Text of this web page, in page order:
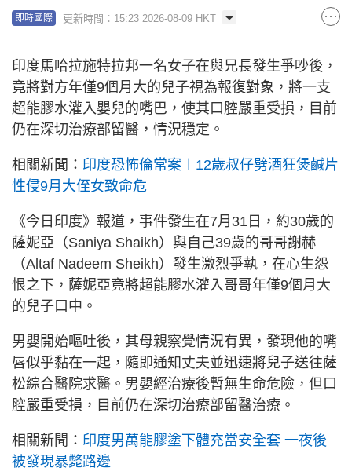
即時國際 更新時間：15:23 2026-08-09 HKT
印度馬哈拉施特拉邦一名女子在與兄長發生爭吵後，
竟將對方年僅9個月大的兒子視為報復對象，將一支
超能膠水灌入嬰兒的嘴巴，使其口腔嚴重受損，目前
仍在深切治療部留醫，情況穩定。
相關新聞： 印度恐怖倫常案︱12歲叔仔劈酒狂煲鹹片
性侵9月大侄女致命危
《今日印度》報道，事件發生在7月31日，約30歲的
薩妮亞（Saniya Shaikh）與自己39歲的哥哥謝赫
（Altaf Nadeem Sheikh）發生激烈爭執，在心生怨
恨之下，薩妮亞竟將超能膠水灌入哥哥年僅9個月大
的兒子口中。
男嬰開始嘔吐後，其母親察覺情況有異，發現他的嘴
唇似乎黏在一起，隨即通知丈夫並迅速將兒子送往薩
松綜合醫院求醫。男嬰經治療後暫無生命危險，但口
腔嚴重受損，目前仍在深切治療部留醫治療。
相關新聞： 印度男萬能膠塗下體充當安全套 一夜後
被發現暴斃路邊